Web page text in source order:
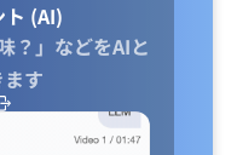
(AI)
？」などをAIと
す